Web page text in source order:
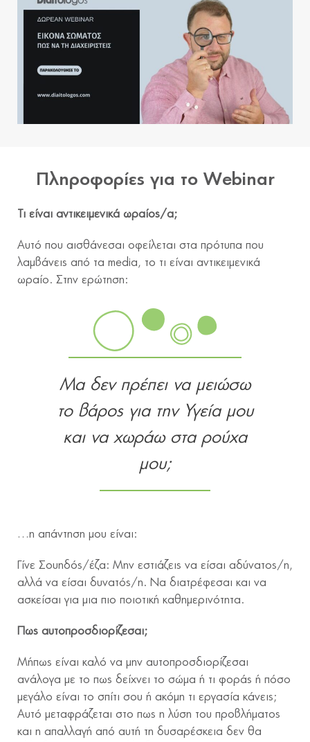
Πληροφορίες για το Webinar
Τι είναι αντικειμενικά ωραίος/α;
Αυτό που αισθάνεσαι οφείλεται στα πρότυπα που
λαμβάνεις από τα media, το τι είναι αντικειμενικά
ωραίο. Στην ερώτηση:
Μα δεν πρέπει να μειώσω
το βάρος για την Υγεία μου
και να χωράω στα ρούχα
μου;
…η απάντηση μου είναι:
Γίνε Σουηδός/έζα: Μην εστιάζεις να είσαι αδύνατος/η,
αλλά να είσαι δυνατός/η. Να διατρέφεσαι και να
ασκείσαι για μια πιο ποιοτική καθημερινότητα.
Πως αυτοπροσδιορίζεσαι;
Μήπως είναι καλό να μην αυτοπροσδιορίζεσαι
ανάλογα με το πως δείχνει το σώμα ή τι φοράς ή πόσο
μεγάλο είναι το σπίτι σου ή ακόμη τι εργασία κάνεις;
Αυτό μεταφράζεται στο πως η λύση του προβλήματος
και η απαλλαγή από αυτή τη δυσαρέσκεια δεν θα